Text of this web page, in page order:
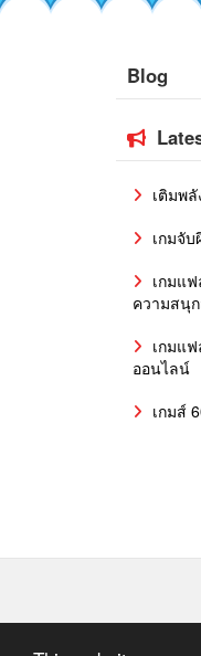
Blog
เติมพ
เกมจั
เกมแ
ความสนุ
เกมแ
ออนไลน์
เกมส์